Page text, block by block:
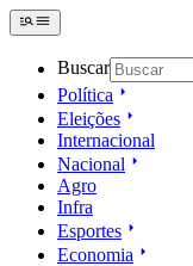
Buscar
Política
Eleições
Internacional
Nacional
Agro
Infra
Esportes
Economia